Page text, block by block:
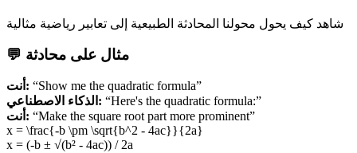
شاهد كيف يحول محولنا المحادثة الطبيعية إلى تعابير رياضية مثالية
💬 مثال على محادثة
أنت: “Show me the quadratic formula”
الذكاء الاصطناعي: “Here's the quadratic formula:”
أنت: “Make the square root part more prominent”
x = \frac{-b \pm \sqrt{b^2 - 4ac}}{2a}
x = (-b ± √(b² - 4ac)) / 2a